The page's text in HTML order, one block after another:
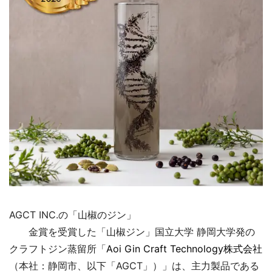
AGCT INC.の「山椒のジン」
金賞を受賞した「山椒ジン」国立大学 静岡大学発の
クラフトジン蒸留所「Aoi Gin Craft Technology株式会社
（本社：静岡市、以下「AGCT」）」は、主力製品である